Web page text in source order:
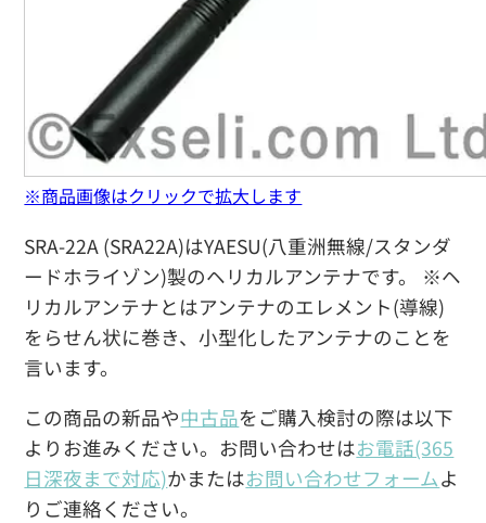
SRA-22A (SRA22A)はYAESU(八重洲無線/スタンダ
ードホライゾン)製のヘリカルアンテナです。 ※ヘ
リカルアンテナとはアンテナのエレメント(導線)
をらせん状に巻き、小型化したアンテナのことを
言います。
この商品の新品や中古品をご購入検討の際は以下
よりお進みください。お問い合わせはお電話(365
日深夜まで対応)かまたはお問い合わせフォームよ
りご連絡ください。
※商品画像はクリックで拡大します